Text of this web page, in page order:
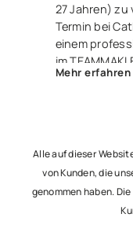
27 Jahren)
Termin bei
einem
im
Dinge. Und zu
Ereignisse
Monate
und
zu
schon auf
Mehr erfahren
Alle auf dieser
von Kunden, die
genommen haben.